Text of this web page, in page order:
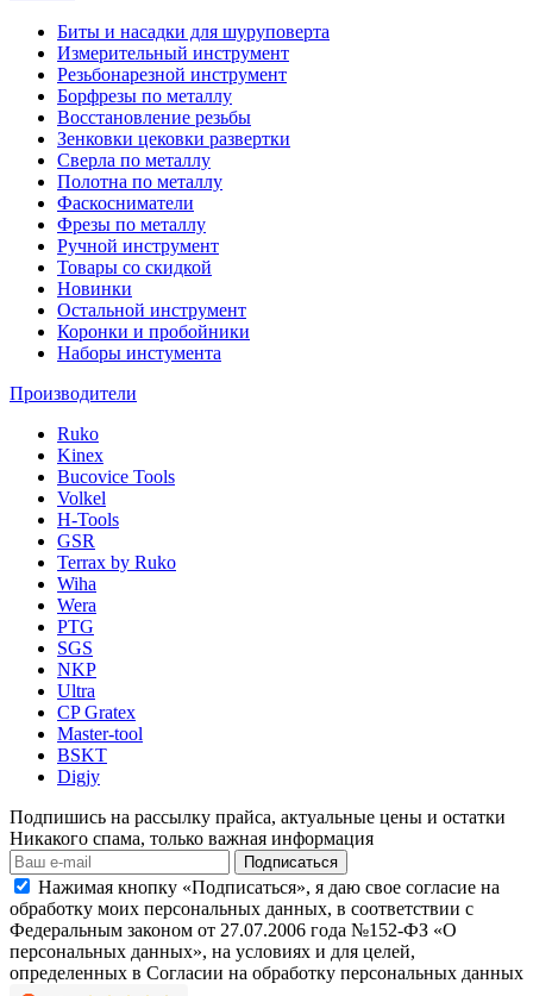
Биты и насадки для шуруповерта
Измерительный инструмент
Резьбонарезной инструмент
Борфрезы по металлу
Восстановление резьбы
Зенковки цековки развертки
Сверла по металлу
Полотна по металлу
Фаскосниматели
Фрезы по металлу
Ручной инструмент
Товары со скидкой
Новинки
Остальной инструмент
Коронки и пробойники
Наборы инстумента
Производители
Ruko
Kinex
Bucovice Tools
Volkel
H-Tools
GSR
Terrax by Ruko
Wiha
Wera
PTG
SGS
NKP
Ultra
CP Gratex
Master-tool
BSKT
Digjy
Подпишись на рассылку прайса, актуальные цены и остатки
Никакого спама, только важная информация
Подписаться
Нажимая кнопку «Подписаться», я даю свое согласие на
обработку моих персональных данных, в соответствии с
Федеральным законом от 27.07.2006 года №152-ФЗ «О
персональных данных», на условиях и для целей,
определенных в Согласии на обработку персональных данных